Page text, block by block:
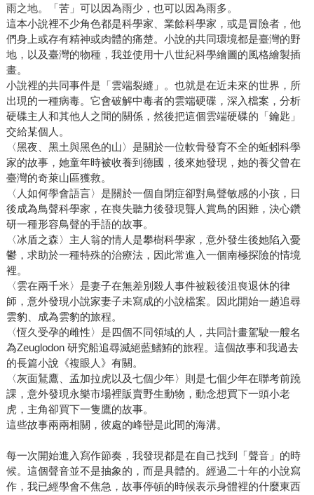
雨之地。「苦」可以因為雨少，也可以因為雨多。
這本小說裡不少角色都是科學家、業餘科學家，或是冒險者，他
們身上或存有精神或肉體的痛楚。小說的共同環境都是臺灣的野
地，以及臺灣的物種，我並使用十八世紀科學繪圖的風格繪製插
畫。
小說裡的共同事件是「雲端裂縫」。也就是在近未來的世界，所
出現的一種病毒。它會破解中毒者的雲端硬碟，深入檔案，分析
硬碟主人和其他人之間的關係，然後把這個雲端硬碟的「鑰匙」
交給某個人。
〈黑夜、黑土與黑色的山〉是關於一位軟骨發育不全的蚯蚓科學
家的故事，她童年時被收養到德國，後來她發現，她的養父曾在
臺灣的奇萊山區獲救。
〈人如何學會語言〉是關於一個自閉症卻對鳥聲敏感的小孩，日
後成為鳥聲科學家，在喪失聽力後發現聾人賞鳥的困難，決心鑽
研一種形容鳥聲的手語的故事。
〈冰盾之森〉主人翁的情人是攀樹科學家，意外發生後她陷入憂
鬱，求助於一種特殊的治療法，因此常進入一個南極探險的情境
裡。
〈雲在兩千米〉是妻子在無差別殺人事件被殺後沮喪退休的律
師，意外發現小說家妻子未寫成的小說檔案。因此開始一趟追尋
雲豹、成為雲豹的旅程。
〈恆久受孕的雌性〉是四個不同領域的人，共同計畫駕駛一艘名
為Zeuglodon 研究船追尋滅絕藍鰭鮪的旅程。這個故事和我過去
的長篇小說《複眼人》有關。
〈灰面鵟鷹、孟加拉虎以及七個少年〉則是七個少年在聯考前蹺
課，意外發現永樂市場裡販賣野生動物，動念想買下一頭小老
虎，主角卻買下一隻鷹的故事。
這些故事兩兩相關，彼處的峰巒是此間的海溝。
每一次開始進入寫作節奏，我發現都是在自己找到「聲音」的時
候。這個聲音並不是抽象的，而是具體的。經過二十年的小說寫
作，我已經學會不焦急，故事停頓的時候表示身體裡的什麼東西